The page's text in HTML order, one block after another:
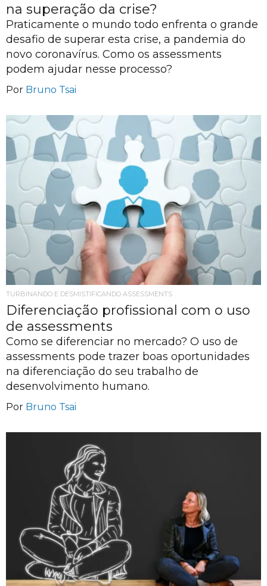
na superação da crise?
Praticamente o mundo todo enfrenta o grande
desafio de superar esta crise, a pandemia do
novo coronavírus. Como os assessments
podem ajudar nesse processo?
Por Bruno Tsai
TURBINANDO E DESMISTIFICANDO ASSESSMENTS
Diferenciação profissional com o uso
de assessments
Como se diferenciar no mercado? O uso de
assessments pode trazer boas oportunidades
na diferenciação do seu trabalho de
desenvolvimento humano.
Por Bruno Tsai